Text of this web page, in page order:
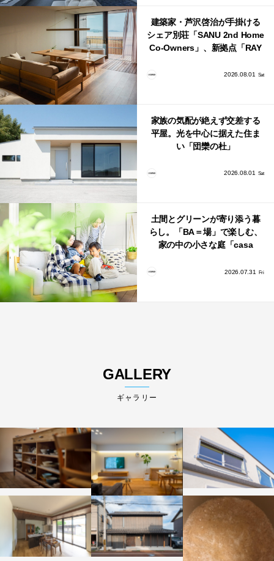
建築家・芦沢啓治が手掛ける
シェア別荘「SANU 2nd Home
Co-Owners」、新拠点「RAY
2026.08.01 Sat
家族の気配が絶えず交差する
平屋。光を中心に据えた住ま
い「団欒の杜」
2026.08.01 Sat
土間とグリーンが寄り添う暮
らし。「BA＝場」で楽しむ、
家の中の小さな庭「casa
2026.07.31 Fri
GALLERY
ギャラリー